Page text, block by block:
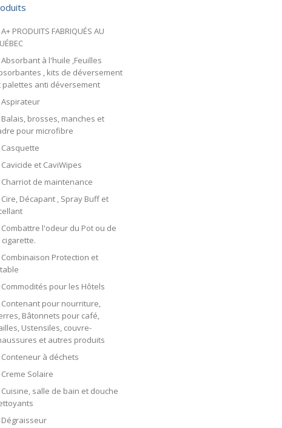
A+ PRODUITS FABRIQUÉS AU
Absorbant à l'huile ,Feuilles
, kits de déversement
palettes anti déversement
Aspirateur
Balais, brosses, manches et
pour microfibre
Casquette
Cavicide et CaviWipes
Charriot de maintenance
Cire, Décapant , Spray Buff et
Combattre l'odeur du Pot ou de
cigarette.
Combinaison Protection et
Commodités pour les Hôtels
Contenant pour nourriture,
Bâtonnets pour café,
Ustensiles, couvre-
et autres produits
Conteneur à déchets
Creme Solaire
Cuisine, salle de bain et douche
Dégraisseur